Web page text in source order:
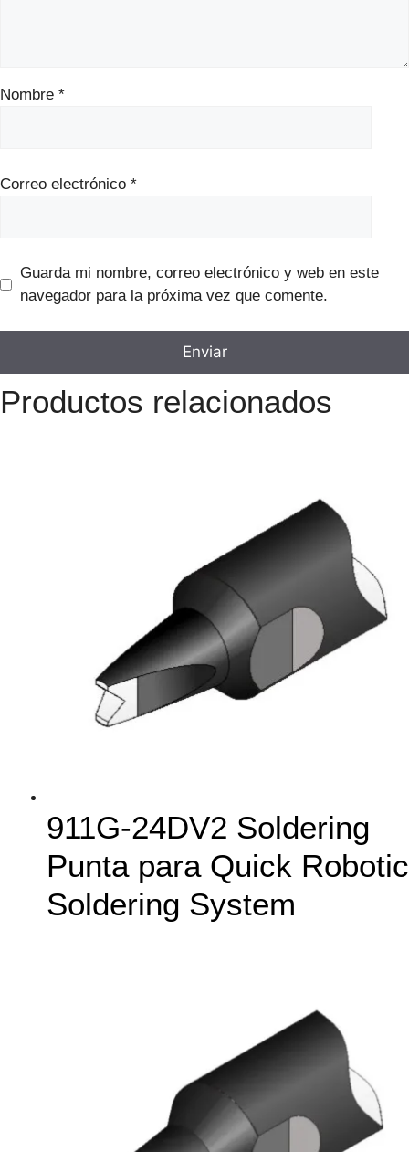
Nombre *
Correo electrónico *
Guarda mi nombre, correo electrónico y web en este
navegador para la próxima vez que comente.
Productos relacionados
911G-24DV2 Soldering
Punta para Quick Robotic
Soldering System